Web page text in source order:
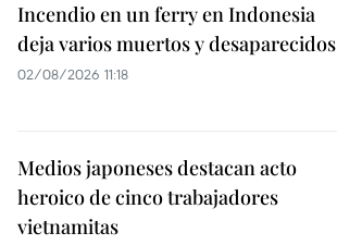
Incendio en un ferry en Indonesia
deja varios muertos y desaparecidos
02/08/2026 11:18
Medios japoneses destacan acto
heroico de cinco trabajadores
vietnamitas